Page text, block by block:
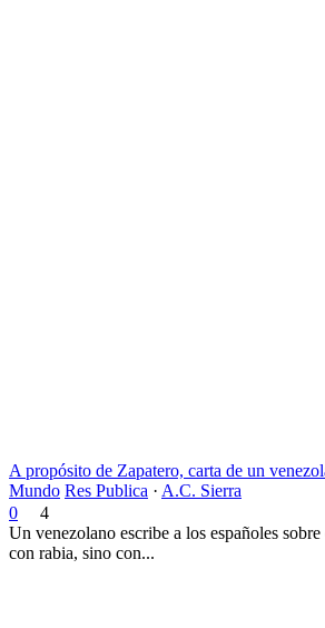
A propósito de Zapatero, carta de un
Mundo Res Publica · A.C. Sierra
0
4
Un venezolano escribe a los españoles
con rabia, sino con...